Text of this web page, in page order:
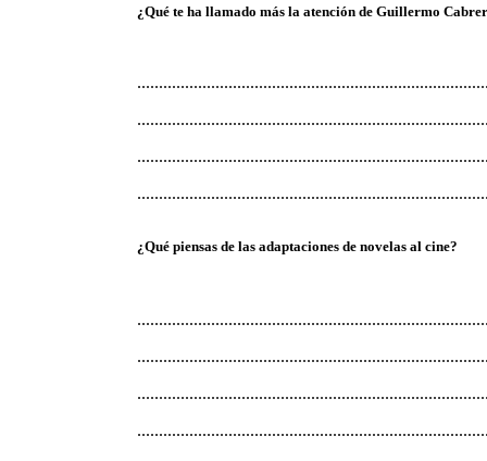
¿Qué te ha llamado más la atención de Guillermo
¿Qué piensas de las adaptaciones de novelas al cine?